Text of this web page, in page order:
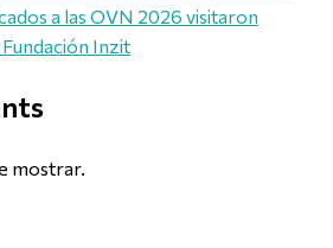
a las OVN 2026 visitaron
Inzit
mostrar.